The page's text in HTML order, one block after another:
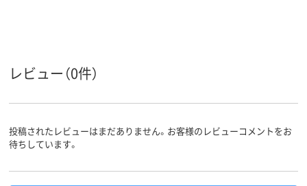
重量
エアータービンブラ
レビュー（0件）
投稿されたレビューはまだありません。お客様のレビューコメントをお
待ちしています。